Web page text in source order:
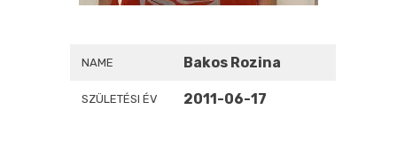
NAME Bakos Rozina
SZÜLETÉSI ÉV 2011-06-17